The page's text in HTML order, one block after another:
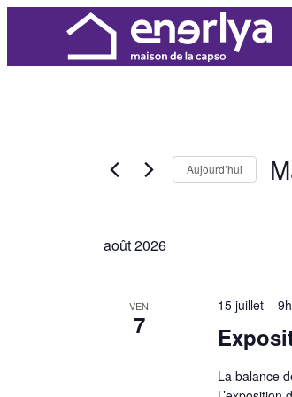
Aujourd’hui
août 2026
VEN
7
15 juillet –
La balance